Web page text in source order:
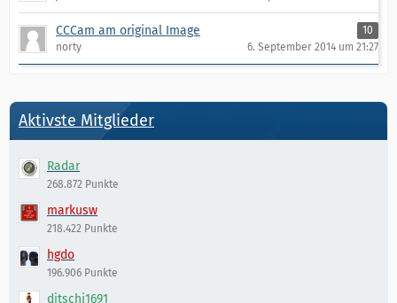
CCCam am original Image
10
norty
6. September 2014 um 21:27
Aktivste Mitglieder
Radar
268.872 Punkte
markusw
218.422 Punkte
hgdo
196.906 Punkte
ditschi1691